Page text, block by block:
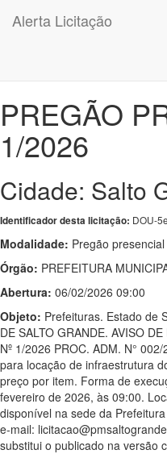
Alerta Licitação
PREGÃO
1/2026
Cidade: Salto
Identificador desta licitação: DOU-
Modalidade: Pregão presencial
Órgão: PREFEITURA
Abertura: 06/02/2026 09:00
Objeto: Prefeituras. Estado de
DE SALTO GRANDE. AVISO
Nº 1/2026 PROC. ADM. N°
para locação de infraestrutura
preço por item. Forma de
fevereiro de 2026, às 09:00.
disponível na sede da
e-mail:
substitui o publicado na versão